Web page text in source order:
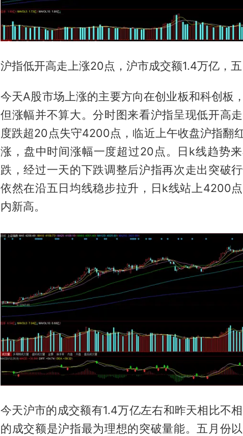
沪指低开高走上涨20点，沪市成交额1.4万亿，五
今天A股市场上涨的主要方向在创业板和科创板
但涨幅并不算大。分时图来看沪指呈现低开高
度跌超20点失守4200点，临近上午收盘沪指翻
涨，盘中时间涨幅一度超过20点。日k线趋势
跌，经过一天的下跌调整后沪指再次走出突破
依然在沿五日均线稳步拉升，日k线站上4200
内新高。
今天沪市的成交额有1.4万亿左右和昨天相比不
的成交额是沪指最为理想的突破量能。五月份